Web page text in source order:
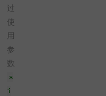
过
使
用
参
数
s
i